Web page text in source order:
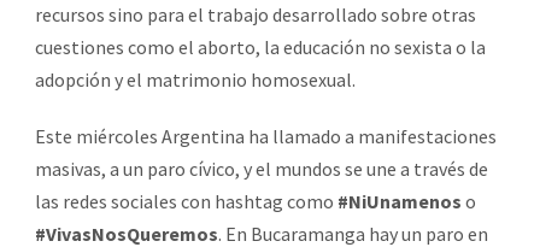
recursos sino para el trabajo desarrollado sobre otras
cuestiones como el aborto, la educación no sexista o la
adopción y el matrimonio homosexual.
Este miércoles Argentina ha llamado a manifestaciones
masivas, a un paro cívico, y el mundos se une a través de
las redes sociales con hashtag como #NiUnamenos o
#VivasNosQueremos. En Bucaramanga hay un paro en